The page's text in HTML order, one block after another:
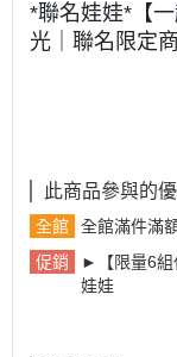
*聯名娃娃*【
光｜聯名限定
此商品參與的
全館
全館滿件滿
促銷
►【限量6組
娃娃